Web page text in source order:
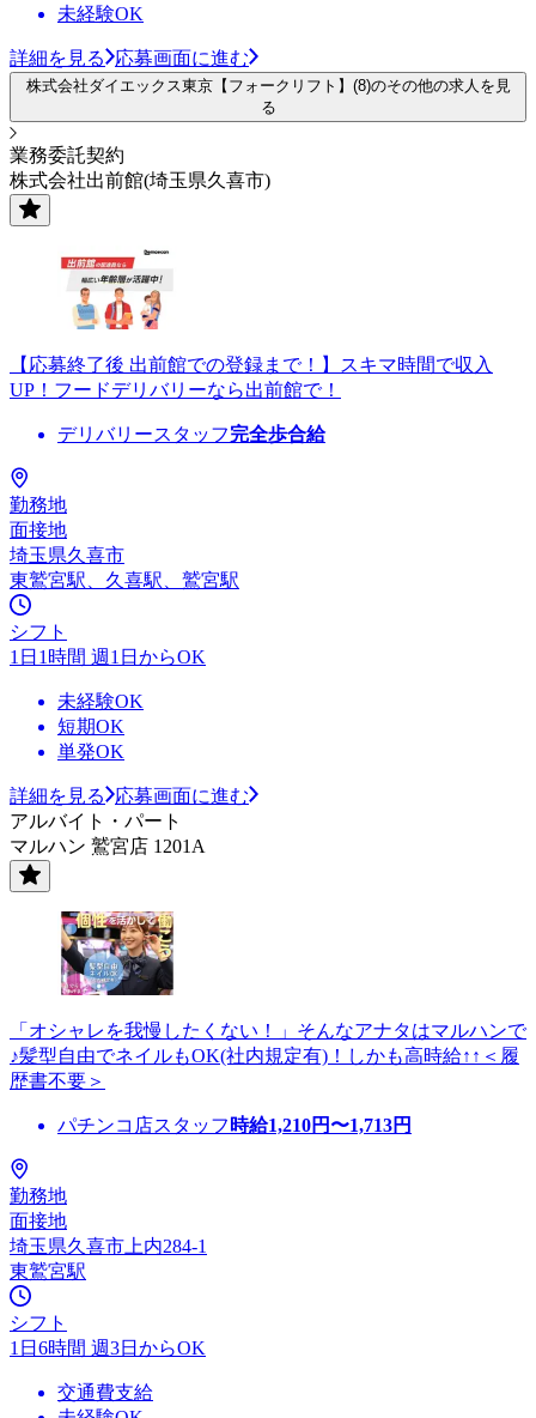
未経験OK
詳細を見る 応募画面に進む
株式会社ダイエックス東京【フォークリフト】(8)のその他の求人を見
る
業務委託契約
株式会社出前館(埼玉県久喜市)
【応募終了後 出前館での登録まで！】スキマ時間で収入
UP！フードデリバリーなら出前館で！
デリバリースタッフ完全歩合給
勤務地
面接地
埼玉県久喜市
東鷲宮駅、久喜駅、鷲宮駅
シフト
1日1時間 週1日からOK
未経験OK
短期OK
単発OK
詳細を見る
応募画面に進む
アルバイト・パート
マルハン 鷲宮店 1201A
「オシャレを我慢したくない！」そんなアナタはマルハンで
♪髪型自由でネイルもOK(社内規定有)！しかも高時給↑↑＜履
歴書不要＞
パチンコ店スタッフ 時給1,210円〜1,713円
勤務地
面接地
埼玉県久喜市上内284-1
東鷲宮駅
シフト
1日6時間 週3日からOK
交通費支給